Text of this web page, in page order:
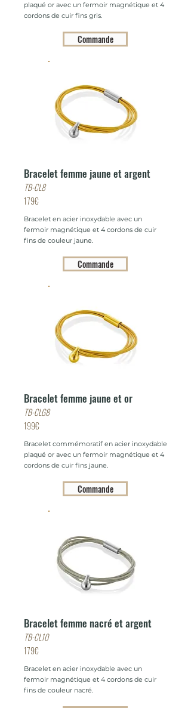
plaqué or avec un fermoir magnétique et 4
cordons de cuir fins gris.
Commande
Bracelet femme jaune et argent
TB-CL8
179€
Bracelet en acier inoxydable avec un
fermoir magnétique et 4 cordons de cuir
fins de couleur jaune.
Commande
Bracelet femme jaune et or
TB-CLG8
199€
Bracelet commémoratif en acier inoxydable
plaqué or avec un fermoir magnétique et 4
cordons de cuir fins jaune.
Commande
Bracelet femme nacré et argent
TB-CL10
179€
Bracelet en acier inoxydable avec un
fermoir magnétique et 4 cordons de cuir
fins de couleur nacré.